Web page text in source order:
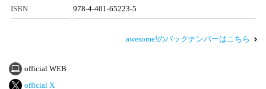
ISBN 978-4-401-65223-5
awesome!のバックナンバーはこちら
official WEB
official X